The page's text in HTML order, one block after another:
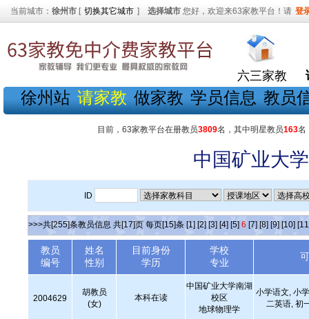
当前城市： 徐州市 [ 切换其它城市 ] 选择城市 您好，欢迎来63家教平台！请 登
六三家教
徐州站 请家教 做家教 学员信息 教员
目前，63家教平台在册教员3809名，其中明星教员163名
中国矿业大
ID
>>>共[255]条教员信息 共[17]页 每页[15]条 [1] [2] [3] [4] [5] 6 [7] [8] [9] [10]
教员
编号
姓名
性别
目前身份
学历
学校
专业
2004629
胡教员
(女)
本科在读
中国矿业大学南湖
校区
地球物理学
小学语文, 小
二英语, 初